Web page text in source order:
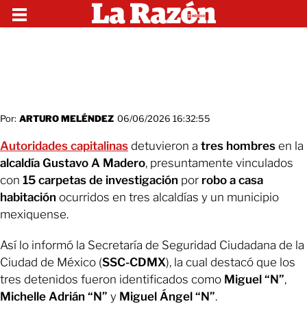
Por: ARTURO MELÉNDEZ 06/06/2026 16:32:55
Autoridades capitalinas detuvieron a tres hombres en la
alcaldía Gustavo A Madero, presuntamente vinculados
con 15 carpetas de investigación por robo a casa
habitación ocurridos en tres alcaldías y un municipio
mexiquense.
Así lo informó la Secretaría de Seguridad Ciudadana de la
Ciudad de México (SSC-CDMX), la cual destacó que los
tres detenidos fueron identificados como Miguel “N”,
Michelle Adrián “N” y Miguel Ángel “N”.